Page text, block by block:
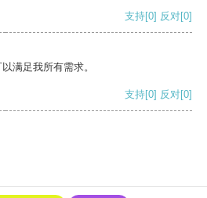
支持[0] 反对[0]
满足我所有需求。
支持[0] 反对[0]